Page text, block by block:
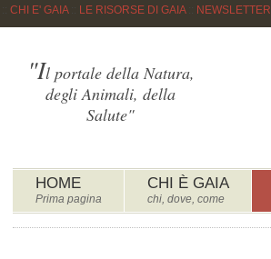
CHI E' GAIA:: LE RISORSE DI GAIA:: NEWSLETTER
HOME
Prima pagina
CHI È GAIA
chi, dove, come
"Il portale della Natura,
degli Animali, della
Salute"